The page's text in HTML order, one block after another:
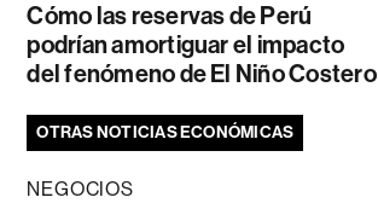
Cómo las reservas de Perú
podrían amortiguar el impacto
del fenómeno de El Niño Costero
OTRAS NOTICIAS ECONÓMICAS
NEGOCIOS